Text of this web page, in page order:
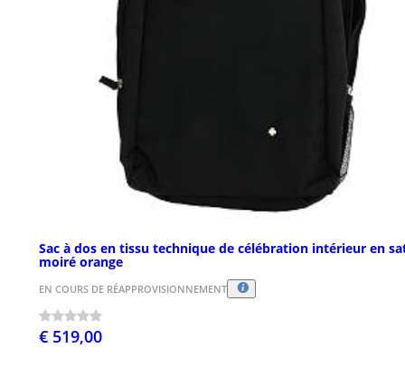
Sac à dos en tissu technique de célébration intérieur en
moiré orange
EN COURS DE RÉAPPROVISIONNEMENT
€ 519,00